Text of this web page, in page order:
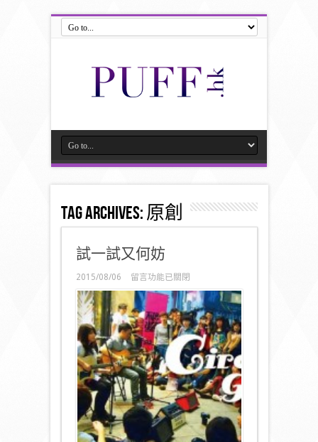
Tag Archives:原創
試一試又何妨
2015/08/06
在
〈試
一
試
又
何
妨〉
中
留言功能已關閉